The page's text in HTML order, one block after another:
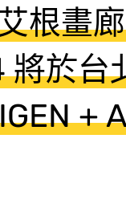
根畫
於台
+